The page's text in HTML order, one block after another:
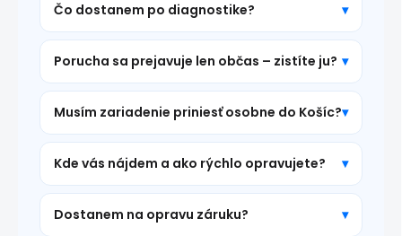
Čo dostanem po diagnostike?
Porucha sa prejavuje len občas – zistíte ju?
Musím zariadenie priniesť osobne do Košíc?
Kde vás nájdem a ako rýchlo opravujete?
Dostanem na opravu záruku?